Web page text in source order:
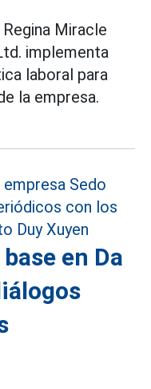
Miracle
implementa
laboral para
la empresa.
en Da